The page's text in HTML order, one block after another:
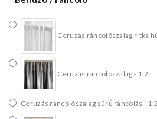
Ceruzás ráncolószalag ritka
Ceruzás ráncolószalag - 1:2
Ceruzás ráncolószalag sürű ráncolás -